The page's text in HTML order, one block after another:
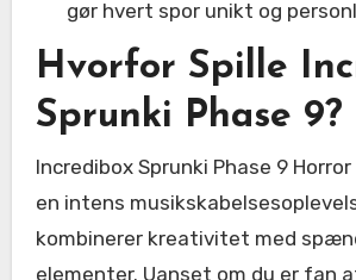
gør hvert spor unikt og
Hvorfor Spille
Sprunki Phase 9?
Incredibox Sprunki Phase 9
en intens
kombinerer kreativitet med
elementer. Uanset om du er fan